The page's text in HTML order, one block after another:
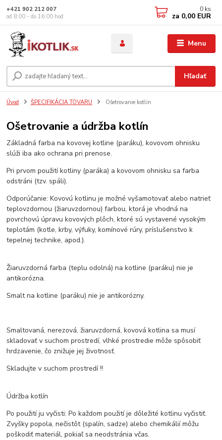
Menu
Hľadať
+421 902 212 007
od 8:00 - do 16:00 hod
0 ks
za 0,00 EUR
Úvod ŠPECIFIKÁCIA TOVARU Ošetrovanie kotlin
Ošetrovanie a údržba kotlín
Základná farba na kovovej kotline (paráku), kovovom ohnisku
slúži iba ako ochrana pri prenose.
Pri prvom použití kotliny (paráka) a kovovom ohnisku sa farba
odstráni (tzv. spáli).
Odporúčanie: Kovovú kotlinu je možné vyšamotovať alebo natrieť
teplovzdornou (žiaruvzdornou) farbou, ktorá je vhodná na
povrchovú úpravu kovových plôch, ktoré sú vystavené vysokým
teplotám (kotle, krby, výfuky, komínové rúry, príslušenstvo k
tepelnej technike, apod.).
Žiaruvzdorná farba (teplu odolná) na kotline (paráku) nie je
antikorózna.
Smalt na kotline (paráku) nie je antikorózny.
Smaltovaná, nerezová, žiaruvzdorná, kovová kotlina sa musí
skladovať v suchom prostredí, vlhké prostredie môže spôsobiť
hrdzavenie, čo znižuje jej životnosť.
Skladujte v suchom prostredí !!
Údržba kotlín
Po použití ju vyčisti: Po každom použití je dôležité kotlinu vyčistiť.
Zvyšky popola, nečistôt (spalín, sadze) alebo chemikálií môžu
poškodiť materiál, pokiaľ sa neodstránia včas.